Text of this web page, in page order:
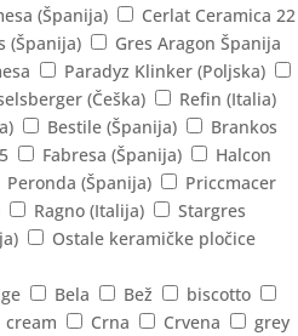
(Španija)
Cerlat Ceramica 22
(Španija)
Gres Aragon Španija
Paradyz Klinker (Poljska)
(Češka)
Refin (Italia)
Bestile (Španija)
Brankos
Fabresa (Španija)
Halcon
Peronda (Španija)
Priccmacer
Ragno (Italija)
Stargres
Ostale keramičke pločice
Bela Bež
biscotto
cream Crna Crvena
grey